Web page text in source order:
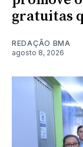
gratuitas
REDAÇÃO BMA
agosto 8, 2026